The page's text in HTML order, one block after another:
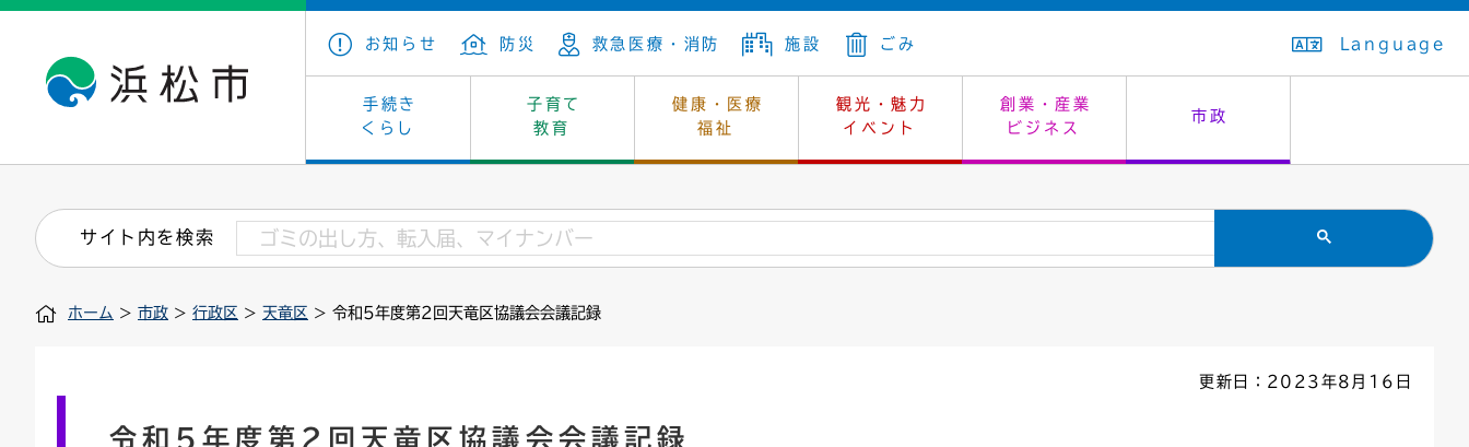
お知らせ 防災 救急医療・消防 施設 ごみ Language
手続き
くらし
子育て
教育
健康・医療
福祉
観光・魅力
イベント
創業・産業
ビジネス
市政
戸籍・住民の手続き 保険・年金 上下水道 生活排水
住まい・建築 墓地・斎場 消費生活 市民安全
税金 法人税
子育て・青少年・若者 教育 生涯学習 教育委員会
看護専門学校 学級閉鎖 幼稚園一覧 入学式・卒業式
小学校一覧 中学校一覧
健康・医療 福祉 休日当番医 救急・夜間診療
介護保険 保健所 感染症
文化・芸術 文化財 レジャー・スポーツ 施設予約（まつぼっくり）
浜松・浜名湖だいすきネット はじめよう、ハマライフ はたちの集い
産業振興 カーボンニュートラル 土地 指定管理者制度
発注情報(入札・契約) 福祉・介護 環境対策 公共事業の技術監理
募集 雇用・就労
市の概要 庁舎案内 市長の部屋 議会
外郭団体 統計 選挙 オープンデータ
職員採用 市有財産
サイト内を検索
ホーム > 市政 > 行政区 > 天竜区 > 令和5年度第2回天竜区協議会会議記録
更新日：2023年8月16日
令和5年度第2回天竜区協議会会議記録